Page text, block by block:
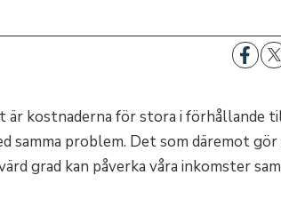
kostnaderna för stora i förhållande
samma problem. Det som däremot
grad kan påverka våra inkomster